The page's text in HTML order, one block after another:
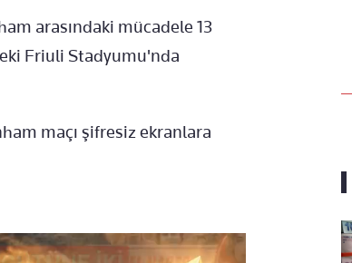
arasındaki mücadele 13
Friuli Stadyumu'nda
maçı şifresiz ekranlara